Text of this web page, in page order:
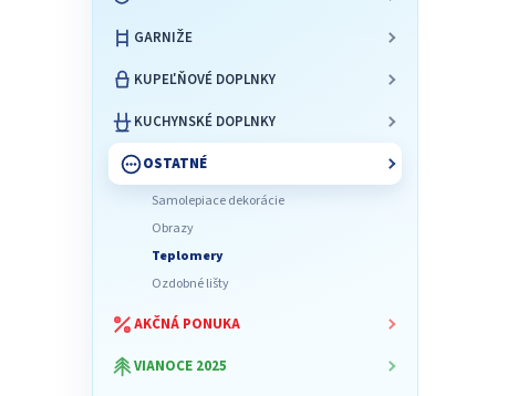
GARNIŽE
KUPEĽŇOVÉ DOPLNKY
KUCHYNSKÉ DOPLNKY
OSTATNÉ
Samolepiace dekorácie
Obrazy
Teplomery
Ozdobné lišty
AKČNÁ PONUKA
VIANOCE 2025